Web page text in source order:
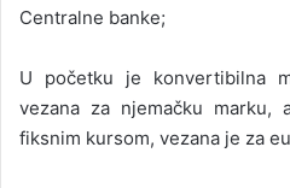
Centralne banke;
U početku je konvertibilna
vezana za njemačku marku,
fiksnim kursom, vezana je za